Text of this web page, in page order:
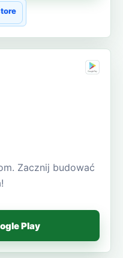
Zacznij budować
Play